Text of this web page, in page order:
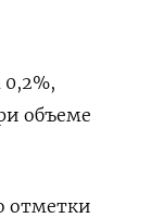
0,2%,
объеме
отметки